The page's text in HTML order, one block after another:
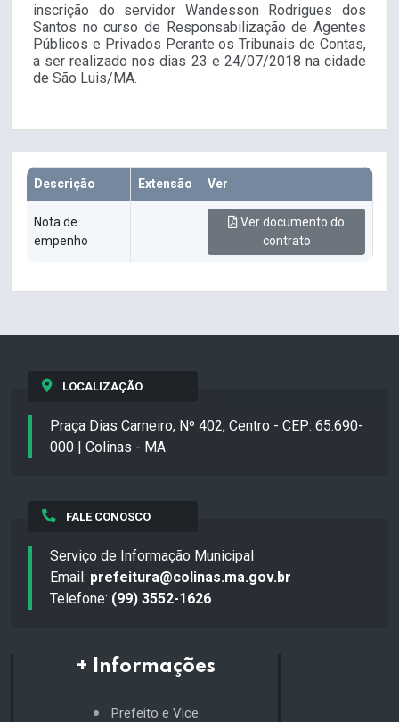
inscrição do servidor Wandesson Rodrigues dos
Santos no curso de Responsabilização de Agentes
Públicos e Privados Perante os Tribunais de Contas,
a ser realizado nos dias 23 e 24/07/2018 na cidade
de São Luis/MA.
Descrição Extensão Ver
Nota de
empenho
Ver documento do
contrato
LOCALIZAÇÃO
Praça Dias Carneiro, Nº 402, Centro - CEP: 65.690-
000 | Colinas - MA
FALE CONOSCO
Serviço de Informação Municipal
Email: prefeitura@colinas.ma.gov.br
Telefone: (99) 3552-1626
+ Informações
Prefeito e Vice